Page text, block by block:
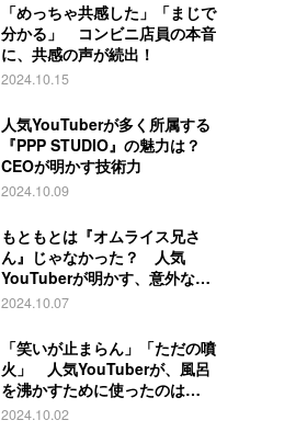
「めっちゃ共感した」「まじで
分かる」 コンビニ店員の本音
に、共感の声が続出！
2024.10.15
人気YouTuberが多く所属する
『PPP STUDIO』の魅力は？
CEOが明かす技術力
2024.10.09
もともとは『オムライス兄さ
ん』じゃなかった？ 人気
YouTuberが明かす、意外な過
去とは
2024.10.07
「笑いが止まらん」「ただの噴
火」 人気YouTuberが、風呂
を沸かすために使ったのは…
2024.10.02